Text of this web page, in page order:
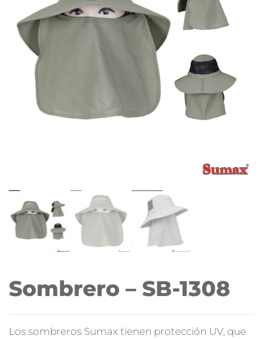
Sombrero – SB-1308
Los sombreros Sumax tienen protección UV, que